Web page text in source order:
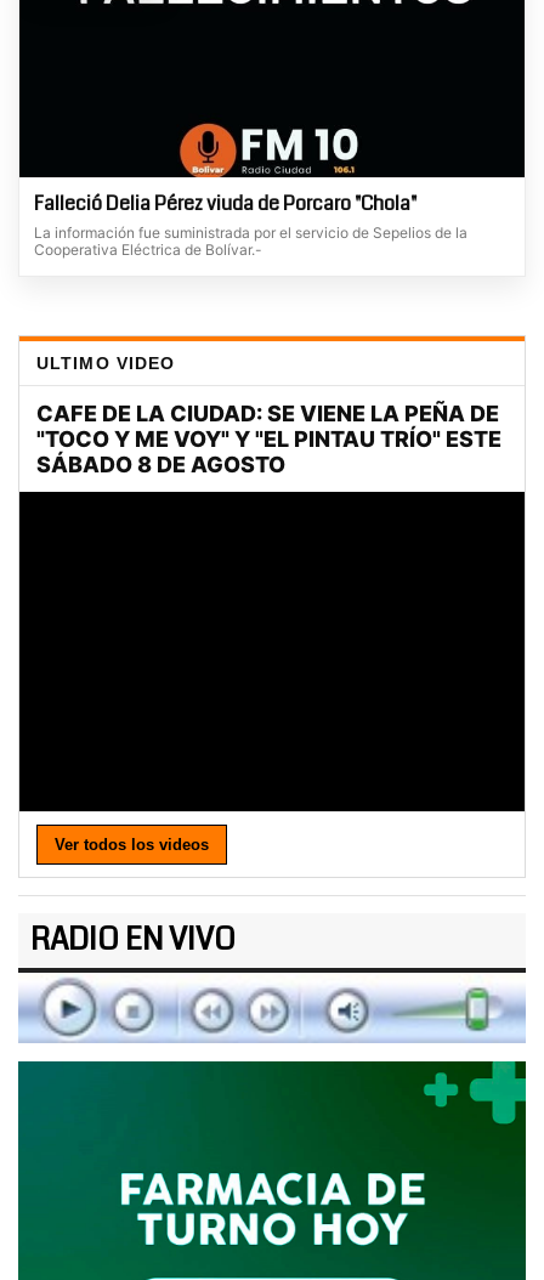
Falleció Delia Pérez viuda de Porcaro "Chola"
La información fue suministrada por el servicio de Sepelios de la
Cooperativa Eléctrica de Bolívar.-
ULTIMO VIDEO
Ver todos los videos
RADIO EN VIVO